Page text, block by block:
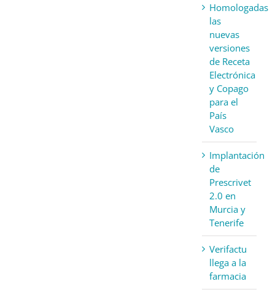
Homologadas
las
nuevas
versiones
de Receta
Electrónica
y Copago
para el
País
Vasco
Implantación
de
Prescrivet
2.0 en
Murcia y
Tenerife
Verifactu
llega a la
farmacia